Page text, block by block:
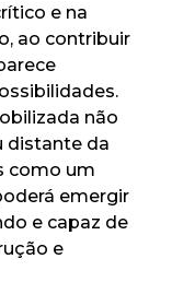
e na
ao contribuir
não
distante da
como um
emergir
e capaz de
e